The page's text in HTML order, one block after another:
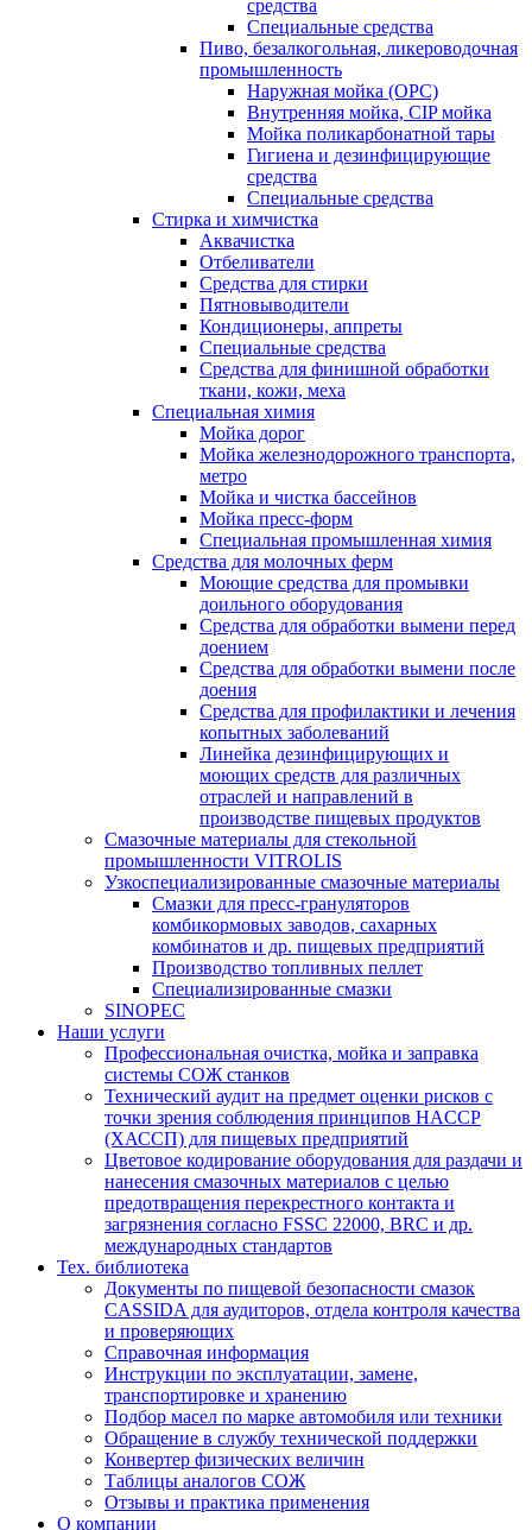
средства
Специальные средства
Пиво, безалкогольная, ликероводочная
промышленность
Наружная мойка (ОРС)
Внутренняя мойка, CIP мойка
Мойка поликарбонатной тары
Гигиена и дезинфицирующие
средства
Специальные средства
Стирка и химчистка
Аквачистка
Отбеливатели
Средства для стирки
Пятновыводители
Кондиционеры, аппреты
Специальные средства
Средства для финишной обработки
ткани, кожи, меха
Специальная химия
Мойка дорог
Мойка железнодорожного транспорта,
метро
Мойка и чистка бассейнов
Мойка пресс-форм
Специальная промышленная химия
Средства для молочных ферм
Моющие средства для промывки
доильного оборудования
Средства для обработки вымени перед
доением
Средства для обработки вымени после
доения
Средства для профилактики и лечения
копытных заболеваний
Линейка дезинфицирующих и
моющих средств для различных
отраслей и направлений в
производстве пищевых продуктов
Смазочные материалы для стекольной
промышленности VITROLIS
Узкоспециализированные смазочные материалы
Смазки для пресс-грануляторов
комбикормовых заводов, сахарных
комбинатов и др. пищевых предприятий
Производство топливных пеллет
Специализированные смазки
SINOPEC
Наши услуги
Профессиональная очистка, мойка и заправка
системы СОЖ станков
Технический аудит на предмет оценки рисков с
точки зрения соблюдения принципов HACCP
(ХАССП) для пищевых предприятий
Цветовое кодирование оборудования для раздачи и
нанесения смазочных материалов с целью
предотвращения перекрестного контакта и
загрязнения согласно FSSC 22000, BRC и др.
международных стандартов
Тех. библиотека
Документы по пищевой безопасности смазок
CASSIDA для аудиторов, отдела контроля качества
и проверяющих
Справочная информация
Инструкции по эксплуатации, замене,
транспортировке и хранению
Подбор масел по марке автомобиля или техники
Обращение в службу технической поддержки
Конвертер физических величин
Таблицы аналогов СОЖ
Отзывы и практика применения
О компании